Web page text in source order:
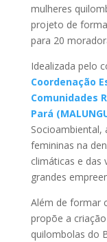
mulheres
projeto de
para 20
Idealizada pelo
Coordenação
Comunidades
Pará
Socioambiental,
femininas na
climáticas e das
grandes
Além de formar
propõe a
quilombolas do